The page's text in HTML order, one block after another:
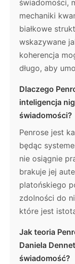
świadomości,
mechaniki
białkowe
wskazywane
koherencja
długo, aby
Dlaczego
inteligencja
świadomości?
Penrose jest
będąc
nie osiągnie
brakuje jej
platońskiego
zdolności do
które jest
Jak teoria
Daniela
świadomość?